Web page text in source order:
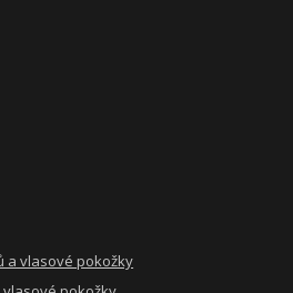
a vlasové pokožky